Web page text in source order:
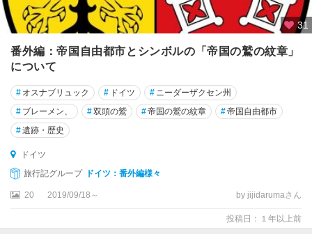
ル
ク
ハ
・
ミ
ュ
ン
デ
ン
ハ
ナ
31
番外編：帝国自由都市とシンボルの「帝国の鷲の紋章」
について
# オスナブリュック # ドイツ # ニーダーザクセン州
# ブレーメン、 #双頭の鷲 #帝国の鷲の紋章 #帝国自由都市
#遺跡・歴史
ドイツ
旅行記グループ
ドイツ：番外編様々
20 2019/09/18～ by jijidarumaさん
投稿日：１年以上前